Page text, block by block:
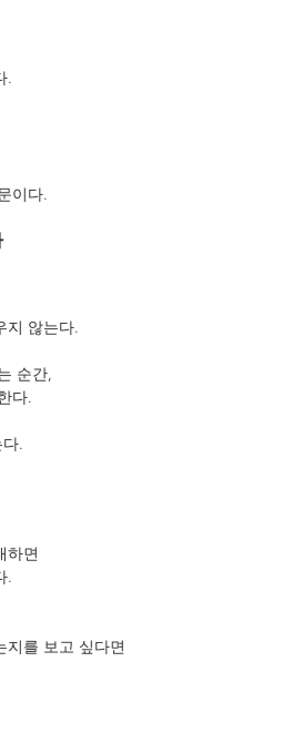
.
이다.
지 않는다.
순간,
다.
.
하면
.
지를 보고 싶다면